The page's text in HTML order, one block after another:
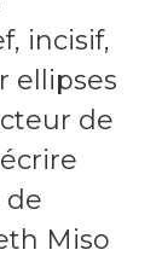
incisif,
ellipses
de
de
Miso